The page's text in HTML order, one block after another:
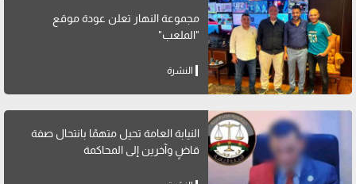
مجموعة النهار تعلن عودة موقع
"الملعب"
النشرة
النيابة العامة تحيل متهمًا بانتحال صفة
قاضٍ وآخرين إلى المحاكمة